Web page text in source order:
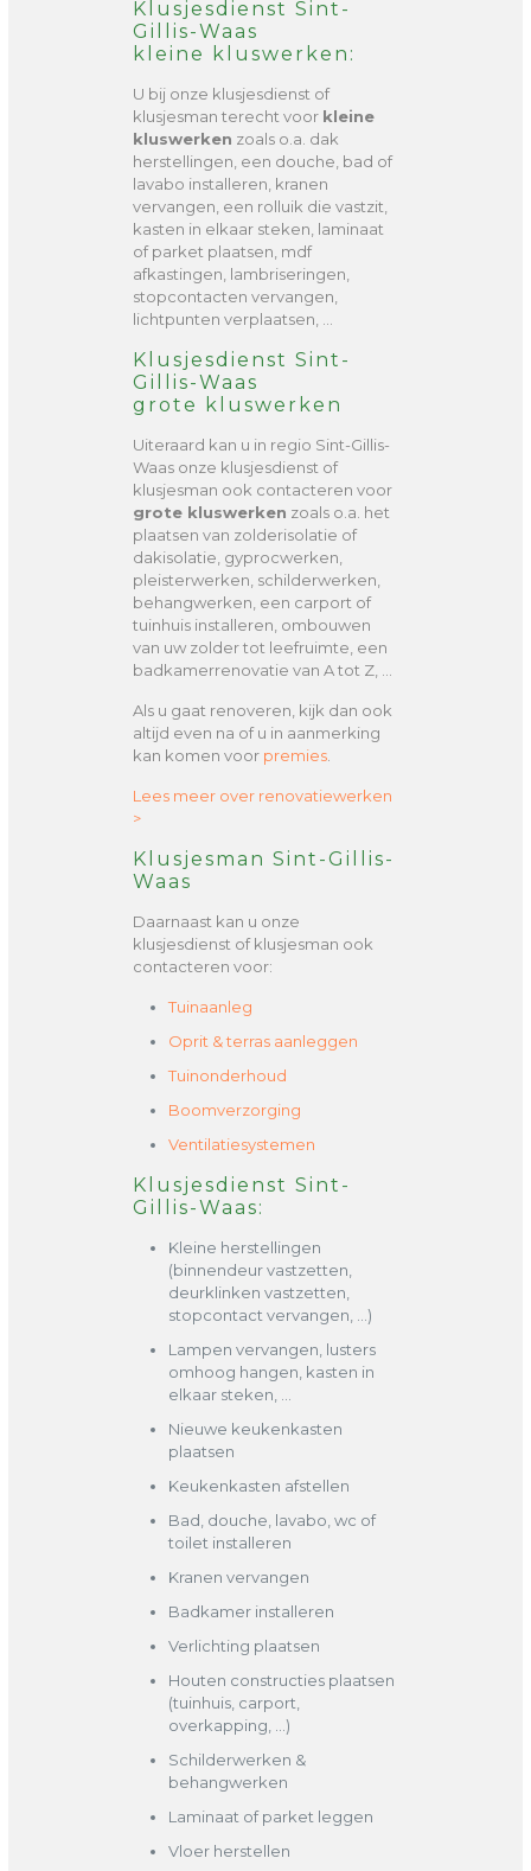
Klusjesdienst Sint-
Gillis-Waas
kleine kluswerken:
U bij onze klusjesdienst of
klusjesman terecht voor kleine
kluswerken zoals o.a. dak
herstellingen, een douche, bad of
lavabo installeren, kranen
vervangen, een rolluik die vastzit,
kasten in elkaar steken, laminaat
of parket plaatsen, mdf
afkastingen, lambriseringen,
stopcontacten vervangen,
lichtpunten verplaatsen, …
Klusjesdienst Sint-
Gillis-Waas
grote kluswerken
Uiteraard kan u in regio Sint-Gillis-
Waas onze klusjesdienst of
klusjesman ook contacteren voor
grote kluswerken zoals o.a. het
plaatsen van zolderisolatie of
dakisolatie, gyprocwerken,
pleisterwerken, schilderwerken,
behangwerken, een carport of
tuinhuis installeren, ombouwen
van uw zolder tot leefruimte, een
badkamerrenovatie van A tot Z, …
Als u gaat renoveren, kijk dan ook
altijd even na of u in aanmerking
kan komen voor premies.
Lees meer over renovatiewerken
>
Klusjesman Sint-Gillis-
Waas
Daarnaast kan u onze
klusjesdienst of klusjesman ook
contacteren voor:
Tuinaanleg
Oprit & terras aanleggen
Tuinonderhoud
Boomverzorging
Ventilatiesystemen
Klusjesdienst Sint-
Gillis-Waas:
Kleine herstellingen
(binnendeur vastzetten,
deurklinken vastzetten,
stopcontact vervangen, …)
Lampen vervangen, lusters
omhoog hangen, kasten in
elkaar steken, …
Nieuwe keukenkasten
plaatsen
Keukenkasten afstellen
Bad, douche, lavabo, wc of
toilet installeren
Kranen vervangen
Badkamer installeren
Verlichting plaatsen
Houten constructies plaatsen
(tuinhuis, carport,
overkapping, …)
Schilderwerken &
behangwerken
Laminaat of parket leggen
Vloer herstellen